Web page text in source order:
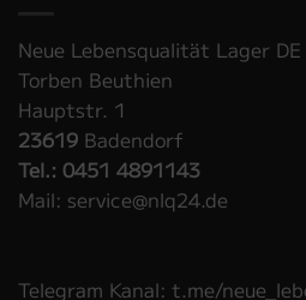
Neue Lebensqualität Lager DE
Torben Beuthien
Hauptstr. 1
23619 Badendorf
Tel.: 0451 4891143
Mail: service@nlq24.de
Telegram Kanal: t.me/